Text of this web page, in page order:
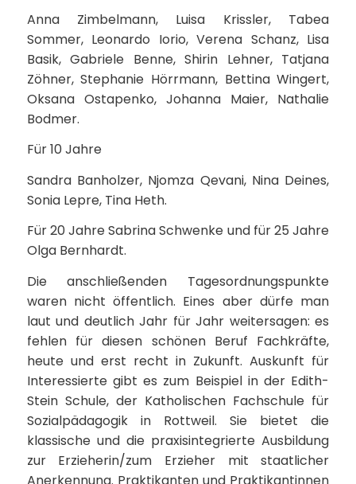
Anna Zimbelmann, Luisa Krissler, Tabea
Sommer, Leonardo Iorio, Verena Schanz, Lisa
Basik, Gabriele Benne, Shirin Lehner, Tatjana
Zöhner, Stephanie Hörrmann, Bettina Wingert,
Oksana Ostapenko, Johanna Maier, Nathalie
Bodmer.
Für 10 Jahre
Sandra Banholzer, Njomza Qevani, Nina Deines,
Sonia Lepre, Tina Heth.
Für 20 Jahre Sabrina Schwenke und für 25 Jahre
Olga Bernhardt.
Die anschließenden Tagesordnungspunkte
waren nicht öffentlich. Eines aber dürfe man
laut und deutlich Jahr für Jahr weitersagen: es
fehlen für diesen schönen Beruf Fachkräfte,
heute und erst recht in Zukunft. Auskunft für
Interessierte gibt es zum Beispiel in der Edith-
Stein Schule, der Katholischen Fachschule für
Sozialpädagogik in Rottweil. Sie bietet die
klassische und die praxisintegrierte Ausbildung
zur Erzieherin/zum Erzieher mit staatlicher
Anerkennung. Praktikanten und Praktikantinnen